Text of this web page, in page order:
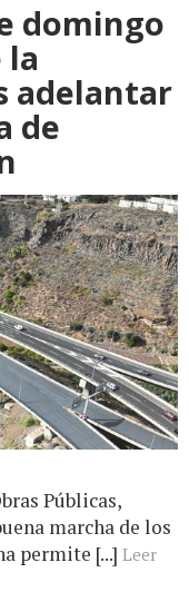
domingo
la
adelantar
de
Públicas,
marcha de los
permite [...] Leer